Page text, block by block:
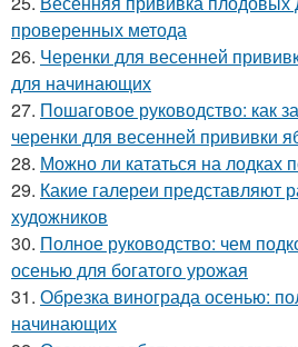
проверенных метода
26. Черенки для весенней
для начинающих
27. Пошаговое руководство: как
черенки для весенней прививки
28. Можно ли кататься на лодках
29. Какие галереи представляют
художников
30. Полное руководство: чем
осенью для богатого урожая
31. Обрезка винограда осенью:
начинающих